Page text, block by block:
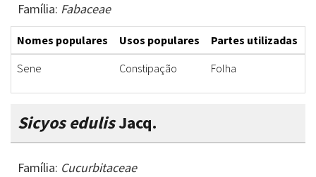
Família: Fabaceae
Nomes populares Usos populares Partes utilizadas
Sene
Constipação Folha
Sicyos edulisJacq.
Família: Cucurbitaceae